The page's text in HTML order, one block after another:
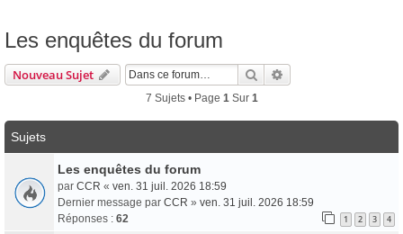
Les enquêtes du forum
Nouveau Sujet Rechercher
7 Sujets • Page 1 Sur 1
Sujets
Les enquêtes du forum
par CCR « ven. 31 juil. 2026 18:59
Dernier message par CCR » ven. 31 juil. 2026 18:59
Réponses : 62 1 2 3 4